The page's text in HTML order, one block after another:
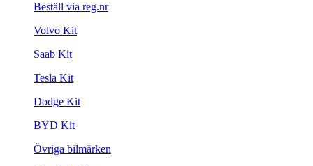
Beställ via reg.nr
Volvo Kit
Saab Kit
Tesla Kit
Dodge Kit
BYD Kit
Övriga bilmärken